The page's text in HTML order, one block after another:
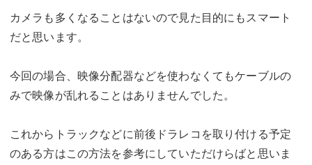
カメラも多くなることはないので見た目的にもスマート
だと思います。
今回の場合、映像分配器などを使わなくてもケーブルの
みで映像が乱れることはありませんでした。
これからトラックなどに前後ドラレコを取り付ける予定
のある方はこの方法を参考にしていただけらばと思いま